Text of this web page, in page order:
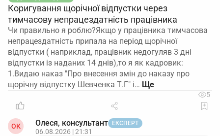
Коригування щорічної відпустки через
тимчасову непрацездатність працівника
Чи правильно я роблю?Якщо у працівника тимчасова
непрацездатність припала на період щорічної
відпустки ( наприклад, працівник недогуляв 3 дні
відпустки із наданих 14 днів),то я як кадровик:
1.Видаю наказ "Про внесення змін до наказу про
щорічну відпустку Шевченка Т.Г" і…
5
ОК Олеся, консультант ЕКСПЕРТ
06.08.2026 | 21:31